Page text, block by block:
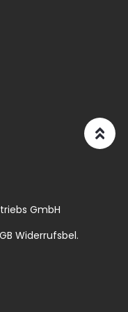
GmbH
Widerrufsbel.